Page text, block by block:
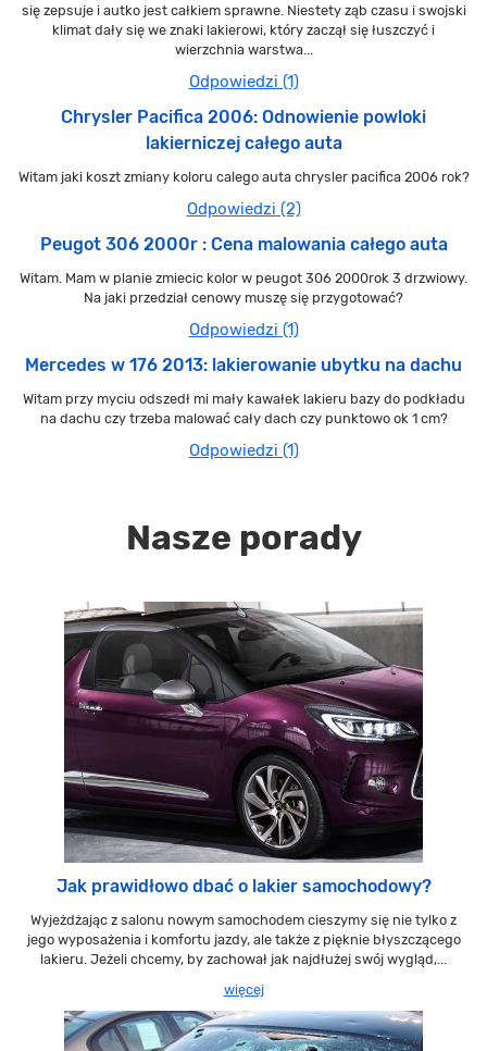
się zepsuje i autko jest całkiem sprawne. Niestety ząb czasu i swojski
klimat dały się we znaki lakierowi, który zaczął się łuszczyć i
wierzchnia warstwa...
Odpowiedzi (1)
Chrysler Pacifica 2006: Odnowienie powloki
lakierniczej całego auta
Witam jaki koszt zmiany koloru calego auta chrysler pacifica 2006 rok?
Odpowiedzi (2)
Peugot 306 2000r : Cena malowania całego auta
Witam. Mam w planie zmiecic kolor w peugot 306 2000rok 3 drzwiowy.
Na jaki przedział cenowy muszę się przygotować?
Odpowiedzi (1)
Mercedes w 176 2013: lakierowanie ubytku na dachu
Witam przy myciu odszedł mi mały kawałek lakieru bazy do podkładu
na dachu czy trzeba malować cały dach czy punktowo ok 1 cm?
Odpowiedzi (1)
Nasze porady
Jak prawidłowo dbać o lakier samochodowy?
Wyjeżdżając z salonu nowym samochodem cieszymy się nie tylko z
jego wyposażenia i komfortu jazdy, ale także z pięknie błyszczącego
lakieru. Jeżeli chcemy, by zachował jak najdłużej swój wygląd,...
więcej